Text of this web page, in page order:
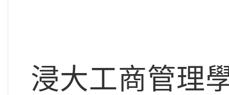
浸大工商管理